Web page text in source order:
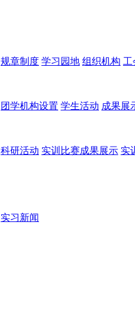
规章制度 学习园地 组织机构 工
团学机构设置 学生活动 成果展
科研活动 实训比赛成果展示 实
实习新闻